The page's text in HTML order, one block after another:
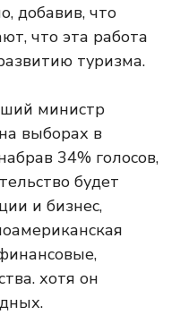
добавив, что
что эта работа
туризма.
министр
выборах в
34% голосов,
будет
и бизнес,
хотя он